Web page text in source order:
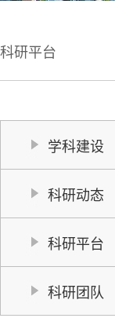
科研平台
学科建设
科研动态
科研平台
科研团队